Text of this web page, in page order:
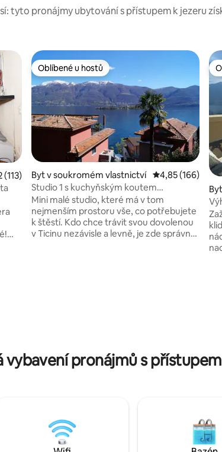
tyto pronájmy ubytování s přístupem k jezeru
hodnocení 4,92 z 5, 113 hodnocení
(113)
Oblíbené u hostů
Oblíbené u hostů
Byt v soukromém vlastnictví Průměrné
4,85 (166)
Studio 1 s kuchyňským koutem
a koupelnou
Mini malé studio, které má v tom
nejmenším prostoru vše, co potřebujete
k štěstí. Kdo chce trávit svou dovolenou
v Ticinu nezávisle a levně, je zde správně.
Byt
vybavení pronájmů s